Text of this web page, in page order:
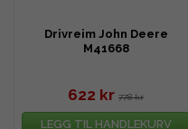
Drivreim John Deere
M41668
622 kr 778 kr
LEGG TIL HANDLEKURV